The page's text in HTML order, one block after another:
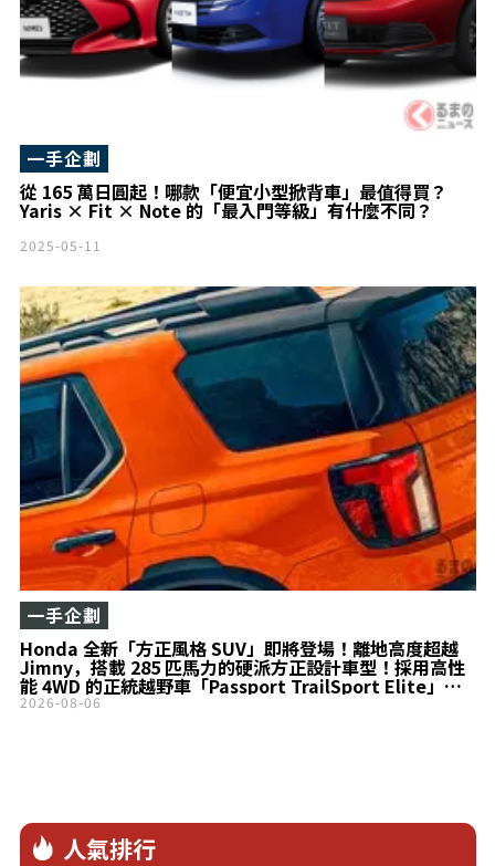
從 165 萬日圓起！哪款「便宜小型掀背車」最值得買？
Yaris × Fit × Note 的「最入門等級」有什麼不同？
一手企劃
2025-05-11
Honda 全新「方正風格 SUV」即將登場！離地高度超越
Jimny，搭載 285 匹馬力的硬派方正設計車型！採用高性
能 4WD 的正統越野車「Passport TrailSport Elite」究
竟是什麼樣的車？
一手企劃
2026-08-06
人氣排行